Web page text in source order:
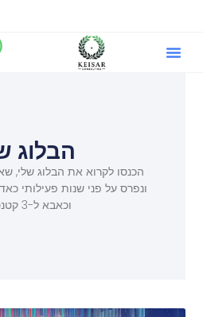
הבלוג
ונפרס על פני שנות פעילותי
וכאבא ל-3 קטנטנים